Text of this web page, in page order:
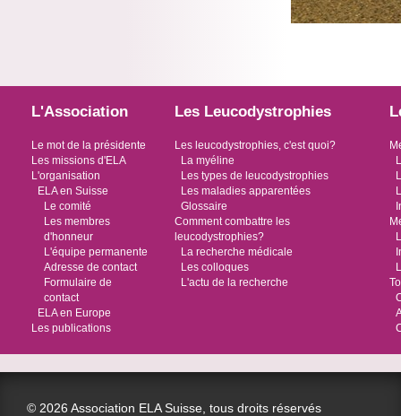
L'Association
Le mot de la présidente
Les missions d'ELA
L'organisation
ELA en Suisse
Le comité
Les membres
d'honneur
L'équipe permanente
Adresse de contact
Formulaire de
contact
ELA en Europe
Les publications
Les Leucodystrophies
Les leucodystrophies, c'est quoi?
La myéline
Les types de leucodystrophies
Les maladies apparentées
Glossaire
Comment combattre les
leucodystrophies?
La recherche médicale
Les colloques
L'actu de la recherche
© 2026 Association ELA Suisse, tous droits réservés